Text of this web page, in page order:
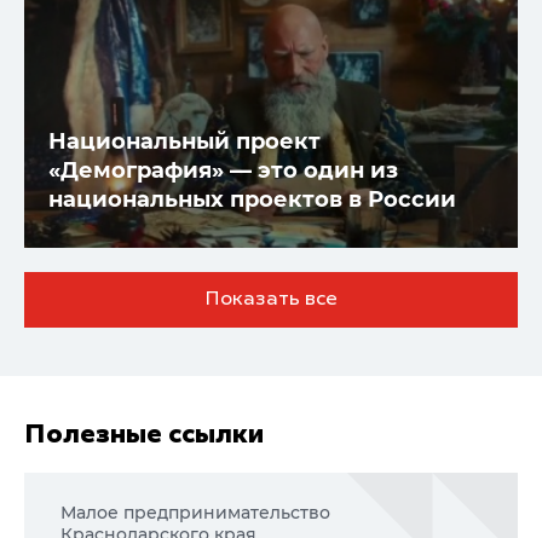
Национальный проект
«Демография» — это один из
национальных проектов в России
Показать все
Полезные ссылки
Малое предпринимательство